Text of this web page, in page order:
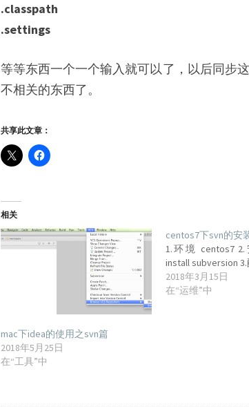
.classpath
.settings
等等东西一个一个输入就可以了，以后同步
不相关的东西了。
共享此文章：
相关
mac下idea的使用之svn篇
2018年5月25日
在“工具”中
centos7下svn的安
1.环境 centos7
install subversion
2018年3月15日
在“运维”中